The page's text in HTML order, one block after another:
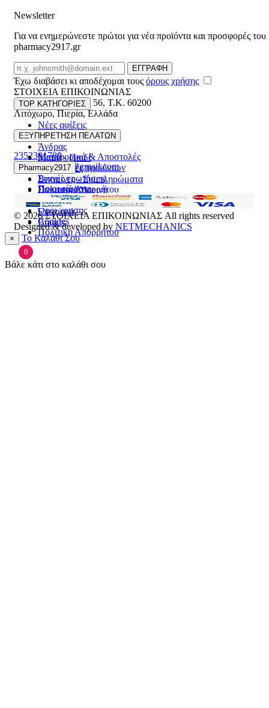
Newsletter
Για να ενημερώνεστε πρώτοι για νέα προϊόντα και προσφορές του
pharmacy2917.gr
Email
ΕΓΓΡΑΦΗ
Έχω διαβάσει κι αποδέχομαι τους όρους χρήσης
ΣΤΟΙΧΕΙΑ ΕΠΙΚΟΙΝΩΝΙΑΣ
Βασ. Κωνσταντίνου 56, T.K. 60200
Λιτόχωρο,Πιερία,Ελλάδα
ΓΕΜΗ:165892448000
2352301789
pharmacy2917@gmail.com
TOP ΚΑΤΗΓΟΡΙΕΣ
Νέες αφίξεις
Γυναίκα
Άνδρας
Μαμά - Παιδί
Προσφορές
Βιταμίνες - Συμπληρώματα
Στοματική Υγιεινή
Πρόσωπο
Εποχιακά
Brands
ΕΞΥΠΗΡΕΤΗΣΗ ΠΕΛΑΤΩΝ
Μεταφορικά & Αποστολές
Επιστροφές προϊόντων
Συχνές ερωτήσεις
Πολιτική Απορρήτου
Pharmacy2917
Ποιοι είμαστε
Επικοινωνία
Όροι χρήσης
Cookies
Πολιτική Απορρήτου
© 2026ΣΤΟΙΧΕΙΑ ΕΠΙΚΟΙΝΩΝΙΑΣ All rights reserved
Designed & developed by NETMECHANICS
× Το Καλάθι Σου
0
Βάλε κάτι στο καλάθι σου